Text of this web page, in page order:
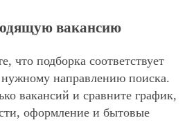
вакансию
что подборка соответствует
направлению поиска.
вакансий и сравните график,
оформление и бытовые